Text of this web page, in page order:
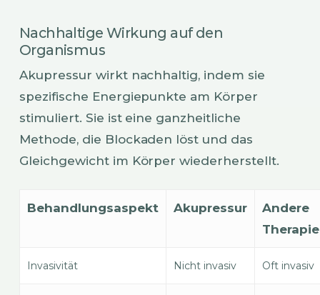
Nachhaltige Wirkung auf den
Organismus
Akupressur wirkt nachhaltig, indem sie
spezifische Energiepunkte am Körper
stimuliert. Sie ist eine ganzheitliche
Methode, die Blockaden löst und das
Gleichgewicht im Körper wiederherstellt.
Behandlungsaspekt Akupressur
Andere
Invasivität Nicht invasiv Oft invasiv